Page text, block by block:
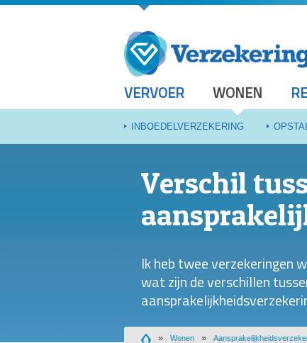
VERVOER WONEN
INBOEDELVERZEKERING
Verschil
Ik heb twee verzekeringen
wat zijn de verschillen
Wonen